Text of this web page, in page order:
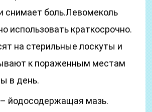
снимает боль.Левомеколь
использовать краткосрочно.
на стерильные лоскуты и
к пораженным местам
в день.
йодосодержащая мазь.